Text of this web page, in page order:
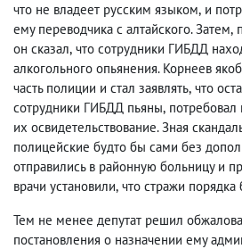
что не владеет русским языком, и
ему переводчика с алтайского. Затем,
он сказал, что сотрудники ГИБДД
алкогольного опьянения. Корнеев
часть полиции и стал заявлять, что
сотрудники ГИБДД пьяны, потребовал
их освидетельствование. Зная
полицейские будто бы сами без
отправились в районную больницу и
врачи установили, что стражи
Тем не менее депутат решил
постановления о назначении ему